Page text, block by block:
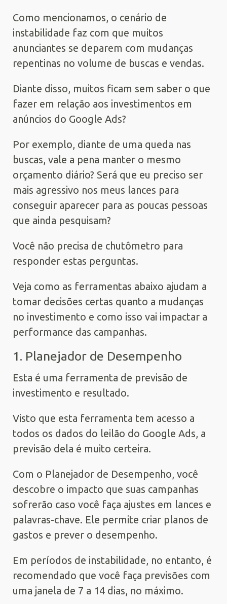
Como mencionamos, o cenário de
instabilidade faz com que muitos
anunciantes se deparem com mudanças
repentinas no volume de buscas e vendas.
Diante disso, muitos ficam sem saber o que
fazer em relação aos investimentos em
anúncios do Google Ads?
Por exemplo, diante de uma queda nas
buscas, vale a pena manter o mesmo
orçamento diário? Será que eu preciso ser
mais agressivo nos meus lances para
conseguir aparecer para as poucas pessoas
que ainda pesquisam?
Você não precisa de chutômetro para
responder estas perguntas.
Veja como as ferramentas abaixo ajudam a
tomar decisões certas quanto a mudanças
no investimento e como isso vai impactar a
performance das campanhas.
1. Planejador de Desempenho
Esta é uma ferramenta de previsão de
investimento e resultado.
Visto que esta ferramenta tem acesso a
todos os dados do leilão do Google Ads, a
previsão dela é muito certeira.
Com o Planejador de Desempenho, você
descobre o impacto que suas campanhas
sofrerão caso você faça ajustes em lances e
palavras-chave. Ele permite criar planos de
gastos e prever o desempenho.
Em períodos de instabilidade, no entanto, é
recomendado que você faça previsões com
uma janela de 7 a 14 dias, no máximo.